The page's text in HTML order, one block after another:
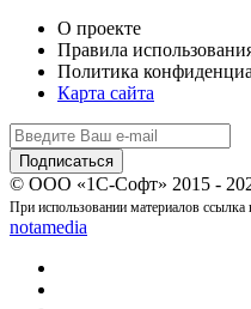
О проекте
Правила
Политика
Карта сайта
© ООО «1С-Софт» 2015 -
При использовании материалов ссылка
notamedia